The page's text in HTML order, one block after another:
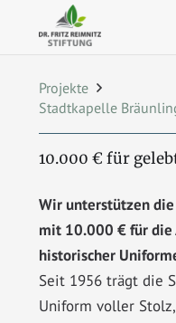
Projekte
Stadtkapelle
10.000 € für
Wir unterstützen
mit 10.000 € für die
historischer
Seit 1956 trägt die
Uniform voller